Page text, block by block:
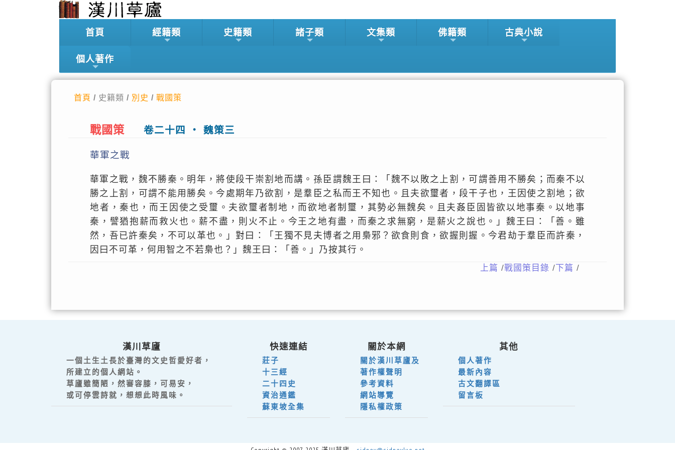
首頁 經籍類 史籍類 諸子類 文集類 佛籍類 古典小說
個人著作
首頁 / 史籍類 / 別史 / 戰國策
戰國策 卷二十四 ‧ 魏策三
華軍之戰
華軍之戰，魏不勝秦。明年，將使段干崇割地而講。孫臣謂魏王曰：「魏不以敗之上割，可謂善用不勝矣；而秦不以
勝之上割，可謂不能用勝矣。今處期年乃欲割，是羣臣之私而王不知也。且夫欲璽者，段干子也，王因使之割地；欲
地者，秦也，而王因使之受璽。夫欲璽者制地，而欲地者制璽，其勢必無魏矣。且夫姦臣固皆欲以地事秦。以地事
秦，譬猶抱薪而救火也。薪不盡，則火不止。今王之地有盡，而秦之求無窮，是薪火之說也。」魏王曰：「善。雖
然，吾已許秦矣，不可以革也。」對曰：「王獨不見夫博者之用梟邪？欲食則食，欲握則握。今君劫于羣臣而許秦，
因曰不可革，何用智之不若梟也？」魏王曰：「善。」乃按其行。
上篇 /戰國策目錄 / 下篇 /
漢川草廬
一個土生土長於臺灣的文史哲愛好者，
所建立的個人網站。
草廬雖簡陋，然審容膝，可易安，
或可停雲詩就，想想此時風味。
快速連結
莊子
十三經
二十四史
資治通鑑
蘇東坡全集
關於本網
關於漢川草廬及
著作權聲明
參考資料
網站導覽
隱私權政策
其他
個人著作
最新內容
古文翻譯區
留言板